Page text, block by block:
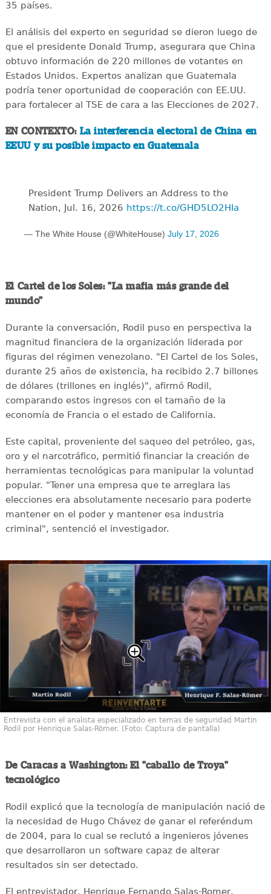
35 países.
El análisis del experto en seguridad se dieron luego de
que el presidente Donald Trump, asegurara que China
obtuvo información de 220 millones de votantes en
Estados Unidos. Expertos analizan que Guatemala
podría tener oportunidad de cooperación con EE.UU.
para fortalecer al TSE de cara a las Elecciones de 2027.
EN CONTEXTO:La interferencia electoral de China en
EEUU y su posible impacto en Guatemala
President Trump Delivers an Address to the
Nation, Jul. 16, 2026 https://t.co/GHD5LO2HIa
— The White House (@WhiteHouse) July 17, 2026
El Cartel de los Soles: "La mafia más grande del
mundo"
Durante la conversación, Rodil puso en perspectiva la
magnitud financiera de la organización liderada por
figuras del régimen venezolano. "El Cartel de los Soles,
durante 25 años de existencia, ha recibido 2.7 billones
de dólares (trillones en inglés)", afirmó Rodil,
comparando estos ingresos con el tamaño de la
economía de Francia o el estado de California.
Este capital, proveniente del saqueo del petróleo, gas,
oro y el narcotráfico, permitió financiar la creación de
herramientas tecnológicas para manipular la voluntad
popular. "Tener una empresa que te arreglara las
elecciones era absolutamente necesario para poderte
mantener en el poder y mantener esa industria
criminal", sentenció el investigador.
Entrevista con el analista especializado en temas de seguridad Martin
Rodil por Henrique Salas-Römer. (Foto: Captura de pantalla)
De Caracas a Washington: El "caballo de Troya"
tecnológico
Rodil explicó que la tecnología de manipulación nació de
la necesidad de Hugo Chávez de ganar el referéndum
de 2004, para lo cual se reclutó a ingenieros jóvenes
que desarrollaron un software capaz de alterar
resultados sin ser detectado.
El entrevistador, Henrique Fernando Salas-Romer,